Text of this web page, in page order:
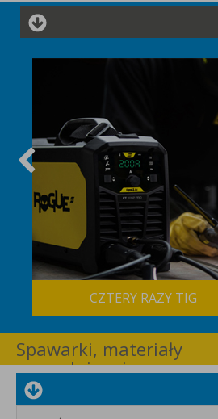
CZTERY RAZY TIG
Spawarki, materiały
spawalnicze i
wyposażenie dla
spawalnictwa –